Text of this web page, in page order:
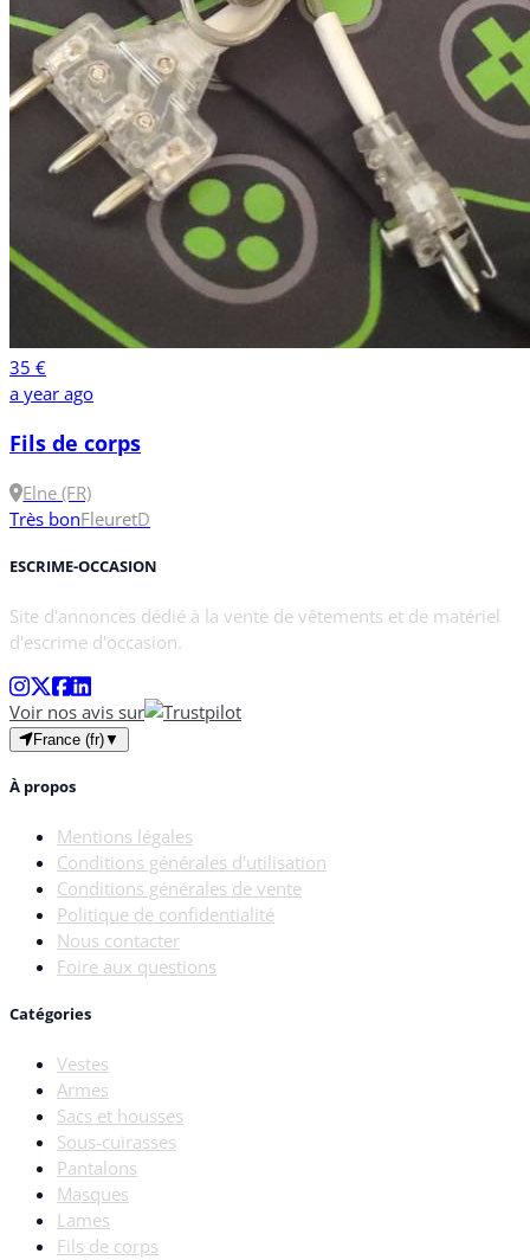
35 €
a year ago
Fils de corps
Elne (FR)
Très bonFleuretD
ESCRIME-OCCASION
Site d'annonces dédié à la vente de vêtements et de matériel
d'escrime d'occasion.
Voir nos avis sur
France (fr)▼
À propos
Mentions légales
Conditions générales d'utilisation
Conditions générales de vente
Politique de confidentialité
Nous contacter
Foire aux questions
Catégories
Vestes
Armes
Sacs et housses
Sous-cuirasses
Pantalons
Masques
Lames
Fils de corps